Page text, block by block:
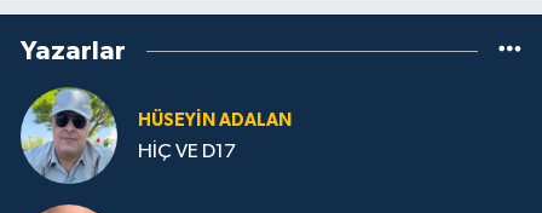
Yazarlar
HÜSEYIN ADALAN
HİÇ VE D17